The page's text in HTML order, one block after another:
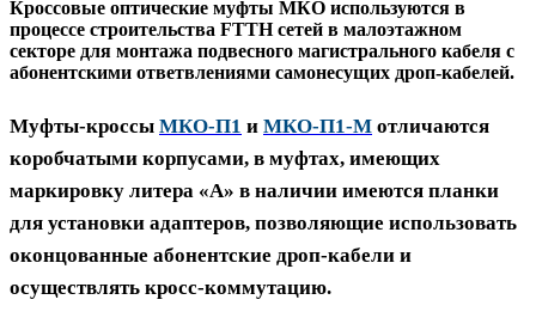
Кроссовые оптические муфты МКО используются в
процессе строительства FTTH сетей в малоэтажном
секторе для монтажа подвесного магистрального кабеля с
абонентскими ответвлениями самонесущих дроп-кабелей.
Муфты-кроссы МКО-П1 и МКО-П1-М отличаются
коробчатыми корпусами, в муфтах, имеющих
маркировку литера «А» в наличии имеются планки
для установки адаптеров, позволяющие использовать
оконцованные абонентские дроп-кабели и
осуществлять кросс-коммутацию.